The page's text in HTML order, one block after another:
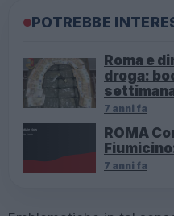
POTREBBE
Roma e
droga:
7 anni fa
ROMA
7 anni fa